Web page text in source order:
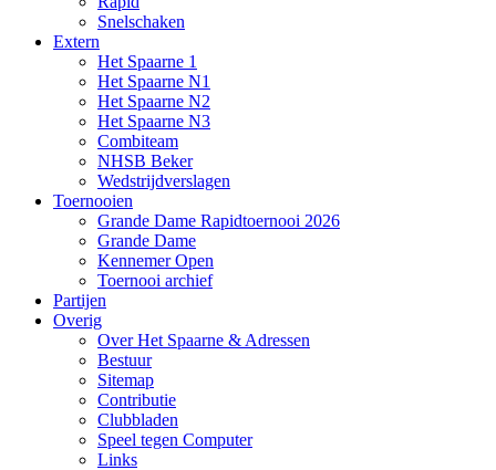
Snelschaken
Extern
Het Spaarne 1
Het Spaarne N1
Het Spaarne N2
Het Spaarne N3
Combiteam
NHSB Beker
Wedstrijdverslagen
Toernooien
Grande Dame Rapidtoernooi 2026
Grande Dame
Kennemer Open
Toernooi archief
Partijen
Overig
Over Het Spaarne & Adressen
Bestuur
Sitemap
Contributie
Clubbladen
Speel tegen Computer
Links